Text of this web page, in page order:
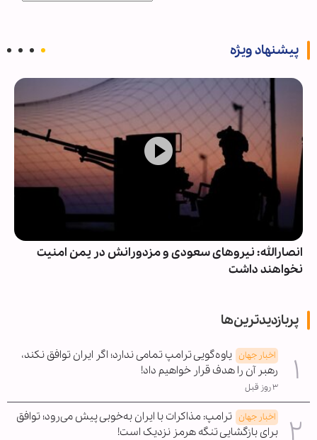
پیشنهاد ویژه
انصارالله: نیروهای سعودی و مزدورانش در یمن امنیت
نخواهند داشت
پربازدیدترین‌ها
اخبار جهان یاوه‌گویی ترامپ تمامی ندارد؛ اگر ایران توافق نکند،
رهبر آن را هدف قرار خواهیم داد!
۳ روز قبل
اخبار جهان ترامپ: مذاکرات با ایران به‌خوبی پیش می‌رود؛ توافق
برای بازگشایی تنگه هرمز نزدیک است!